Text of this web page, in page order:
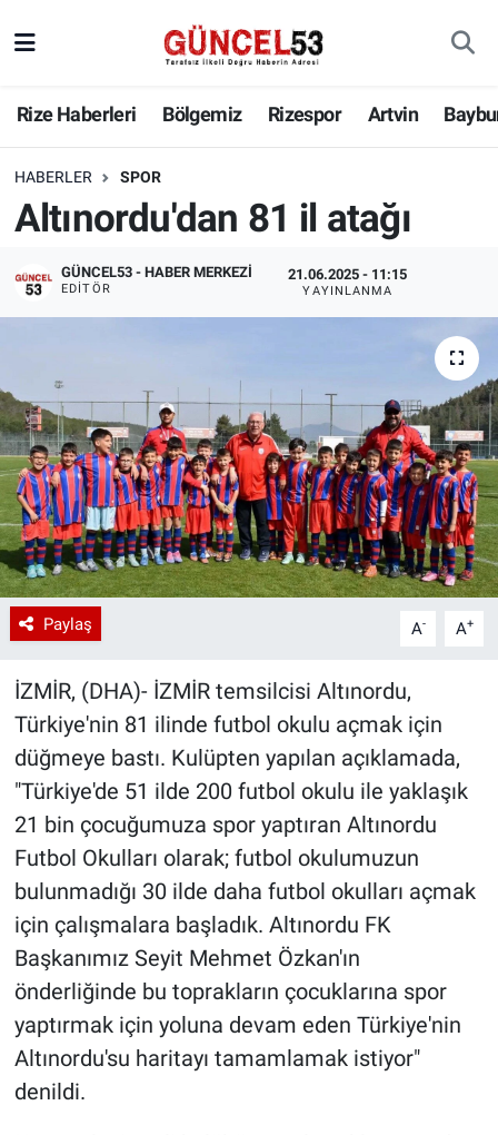
Rize Haberleri Bölgemiz Rizespor Artvin
HABERLER SPOR
Altınordu'dan 81 il atağı
GÜNCEL53 - HABER MERKEZI
EDITÖR
21.06.2025 - 11:15
YAYINLANMA
Paylaş A- A+
İZMİR, (DHA)- İZMİR temsilcisi Altınordu,
Türkiye'nin 81 ilinde futbol okulu açmak için
düğmeye bastı. Kulüpten yapılan açıklamada,
"Türkiye'de 51 ilde 200 futbol okulu ile yaklaşık
21 bin çocuğumuza spor yaptıran Altınordu
Futbol Okulları olarak; futbol okulumuzun
bulunmadığı 30 ilde daha futbol okulları açmak
için çalışmalara başladık. Altınordu FK
Başkanımız Seyit Mehmet Özkan'ın
önderliğinde bu toprakların çocuklarına spor
yaptırmak için yoluna devam eden Türkiye'nin
Altınordu'su haritayı tamamlamak istiyor"
denildi.